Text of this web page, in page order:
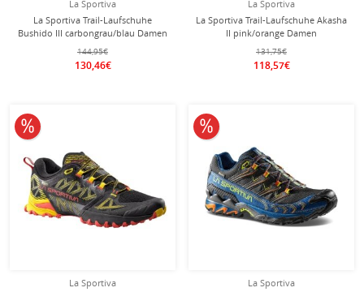
La Sportiva
La Sportiva Trail-Laufschuhe
Bushido III carbongrau/blau Damen
144,95€
130,46€
La Sportiva
La Sportiva Trail-Laufschuhe Akasha
II pink/orange Damen
131,75€
118,57€
La Sportiva
10% reduziert
La Sportiva
10% reduziert